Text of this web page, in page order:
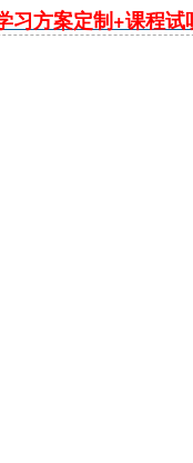
习方案定制+课程